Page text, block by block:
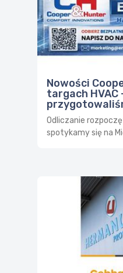
Nowości
targach HVAC
Odliczanie
spotykamy się na